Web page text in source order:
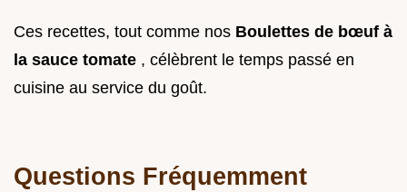
Ces recettes, tout comme nos Boulettes de bœuf à
la sauce tomate , célèbrent le temps passé en
cuisine au service du goût.
Questions Fréquemment